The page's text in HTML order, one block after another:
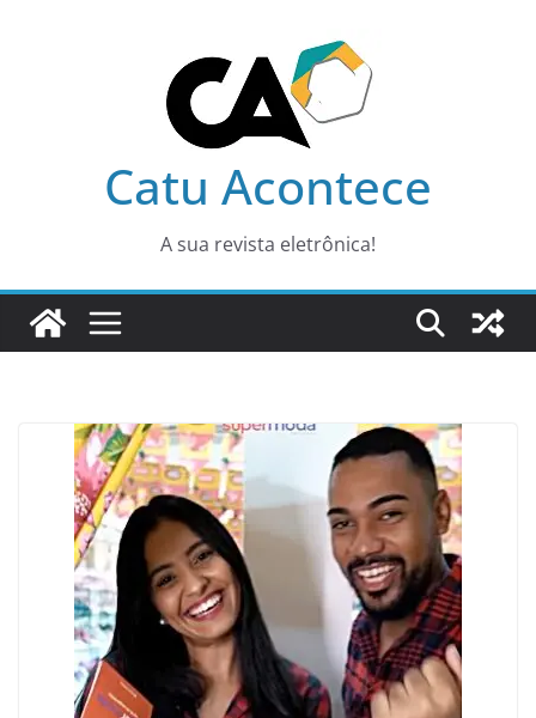
Catu Acontece
A sua revista eletrônica!